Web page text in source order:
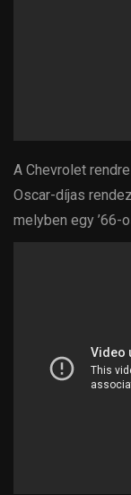
A Chevrolet
Oscar-díjas
melyben egy ’66-